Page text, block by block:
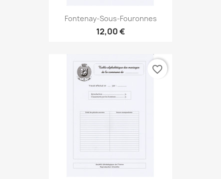
Fontenay-Sous-Fouronnes
12,00 €
favorite_border